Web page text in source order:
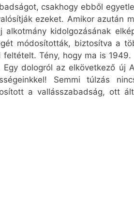
csakhogy ebből
ezeket. Amikor azután
kidolgozásának
módosították, biztosítva a
Tény, hogy ma is 1949.
dologról az elkövetkező új
Semmi túlzás
a vallásszabadság, ott